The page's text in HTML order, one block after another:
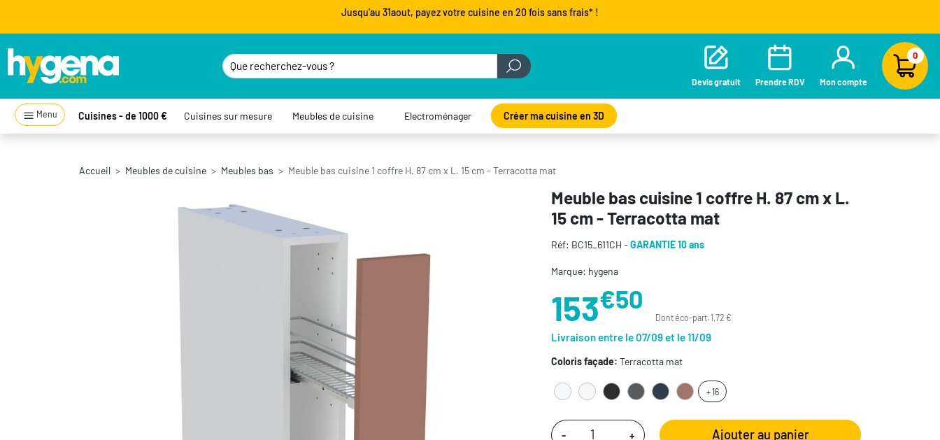
Jusqu'au 31aout, payez votre cuisine en 20 fois sans frais* !
Devis gratuit Prendre RDV Mon compte
0
Menu Cuisines - de 1000 € Cuisines sur mesure Meubles de cuisine Electroménager Créer ma cuisine en 3D
Accueil Meubles de cuisine Meubles bas Meuble bas cuisine 1 coffre H. 87 cm x L. 15 cm - Terracotta mat
Meuble bas cuisine 1 coffre H. 87 cm x L.
15 cm - Terracotta mat
Réf: BC15_611CH - GARANTIE 10 ans
Marque: hygena
153€50
Dont éco-part. 1,72 €
Livraison entre le 07/09 et le 11/09
Coloris façade: Terracotta mat
+ 16
- + Ajouter au panier